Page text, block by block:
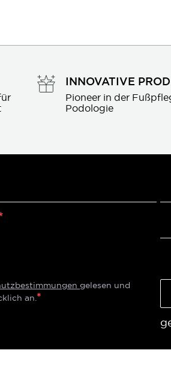
INNOVATIVE
Pioneer in der
Podologie
gelesen und
an.